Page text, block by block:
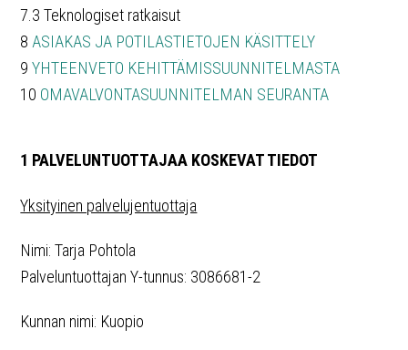
7.3 Teknologiset ratkaisut
8ASIAKAS JA POTILASTIETOJEN KÄSITTELY
9YHTEENVETO KEHITTÄMISSUUNNITELMASTA
10 OMAVALVONTASUUNNITELMAN SEURANTA
1 PALVELUNTUOTTAJAA KOSKEVAT TIEDOT
Yksityinen palvelujentuottaja
Nimi: Tarja Pohtola
Palveluntuottajan Y-tunnus: 3086681-2
Kunnan nimi: Kuopio